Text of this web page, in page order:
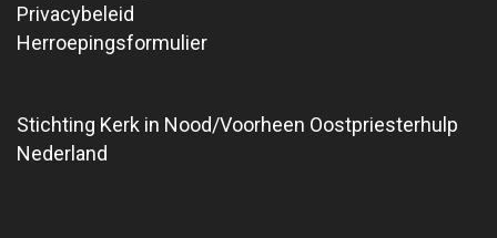
Privacybeleid
Herroepingsformulier
Stichting Kerk in Nood/Voorheen Oostpriesterhulp
Nederland